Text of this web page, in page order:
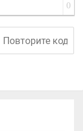
0